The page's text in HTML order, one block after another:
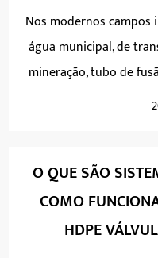
Nos modernos
água municipal, de
mineração, tubo de
O QUE SÃO
COMO
HDPE